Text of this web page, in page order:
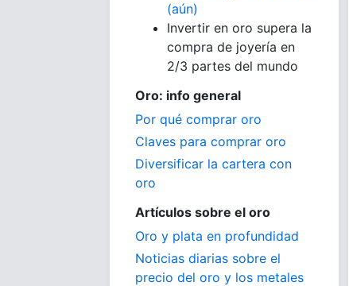
(aún)
Invertir en oro supera la
compra de joyería en
2/3 partes del mundo
Oro: info general
Por qué comprar oro
Claves para comprar oro
Diversificar la cartera con
oro
Artículos sobre el oro
Oro y plata en profundidad
Noticias diarias sobre el
precio del oro y los metales